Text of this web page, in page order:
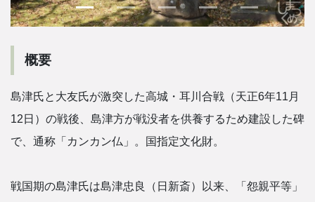
概要
島津氏と大友氏が激突した高城・耳川合戦（天正6年11月
12日）の戦後、島津方が戦没者を供養するため建設した碑
で、通称「カンカン仏」。国指定文化財。
戦国期の島津氏は島津忠良（日新斎）以来、「怨親平等」